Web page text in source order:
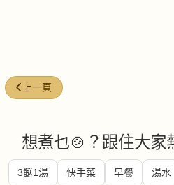
上一篇文章: 雞絲炒豆腐卜
上一頁
想煮乜🍲？跟住大家
3餸1湯 快手菜 早餐 湯水